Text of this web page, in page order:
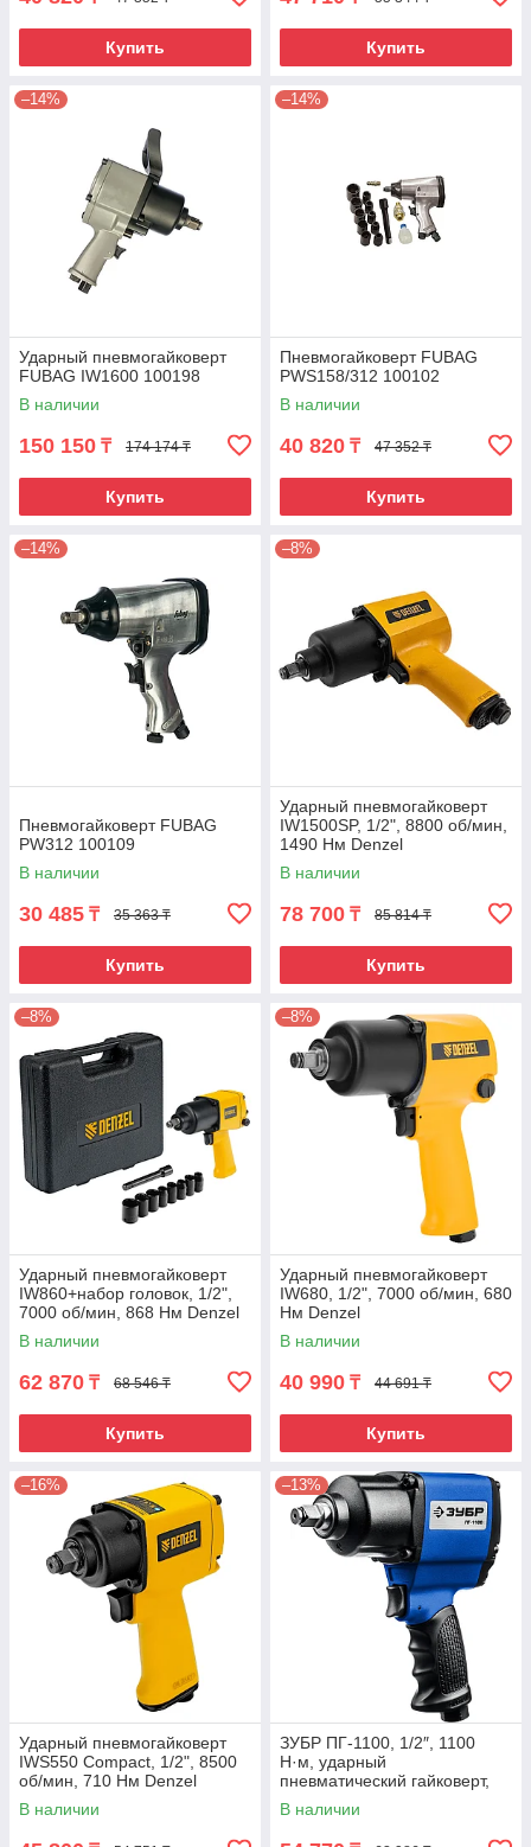
Купить Купить
–14%
Ударный пневмогайковерт
FUBAG IW1600 100198
В наличии
150 150 ₸ 174 174 ₸
Купить
–14%
Пневмогайковерт FUBAG
PWS158/312 100102
В наличии
40 820 ₸ 47 352 ₸
Купить
–14%
Пневмогайковерт FUBAG
PW312 100109
В наличии
30 485 ₸ 35 363 ₸
Купить
–8%
Ударный пневмогайковерт
IW1500SP, 1/2", 8800 об/мин,
1490 Нм Denzel
В наличии
78 700 ₸ 85 814 ₸
Купить
–8%
Ударный пневмогайковерт
IW860+набор головок, 1/2",
7000 об/мин, 868 Нм Denzel
В наличии
62 870 ₸ 68 546 ₸
Купить
–8%
Ударный пневмогайковерт
IW680, 1/2", 7000 об/мин, 680
Нм Denzel
В наличии
40 990 ₸ 44 691 ₸
Купить
–16%
Ударный пневмогайковерт
IWS550 Compact, 1/2", 8500
об/мин, 710 Нм Denzel
В наличии
–13%
ЗУБР ПГ-1100, 1/2″, 1100
Н·м, ударный
пневматический гайковерт,
Профессионал (64240)
В наличии